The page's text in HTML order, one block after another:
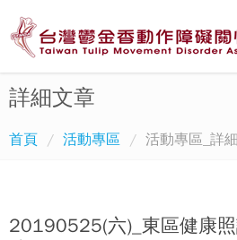
詳細文章
首頁 活動專區 活動專區_詳
20190525(六)_東區健康